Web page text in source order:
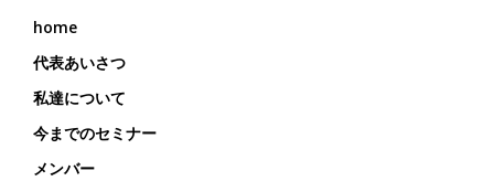
home
代表あいさつ
私達について
今までのセミナー
メンバー